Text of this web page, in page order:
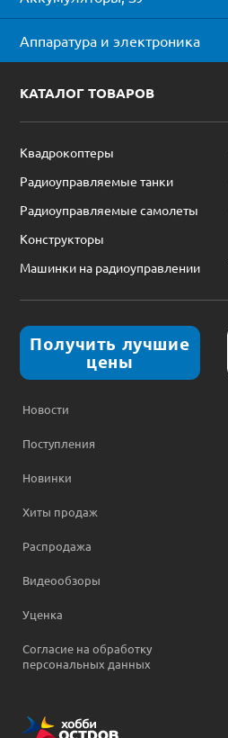
Аппаратура и электроника
КАТАЛОГ ТОВАРОВ
Квадрокоптеры
Радиоуправляемые танки
Радиоуправляемые самолеты
Конструкторы
Машинки на радиоуправлении
Получить лучшие
цены
Новости
Поступления
Новинки
Хиты продаж
Распродажа
Видеообзоры
Уценка
Согласие на обработку
персональных данных